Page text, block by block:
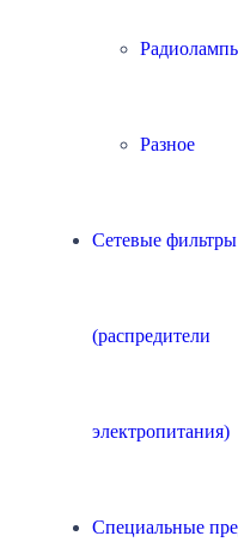
Разное
Сетевые фильтры
(распредители
электропитания)
Специальные